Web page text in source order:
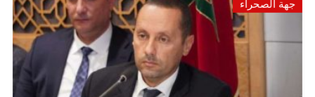
جهة الصحراء